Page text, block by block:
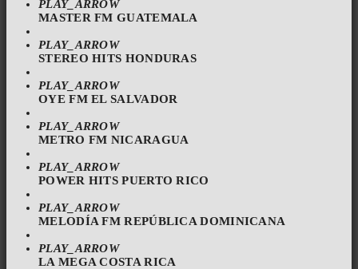
PLAY_ARROW
MASTER FM GUATEMALA
PLAY_ARROW
STEREO HITS HONDURAS
PLAY_ARROW
OYE FM EL SALVADOR
PLAY_ARROW
METRO FM NICARAGUA
PLAY_ARROW
POWER HITS PUERTO RICO
PLAY_ARROW
MELODÍA FM REPÚBLICA DOMINICANA
PLAY_ARROW
LA MEGA COSTA RICA